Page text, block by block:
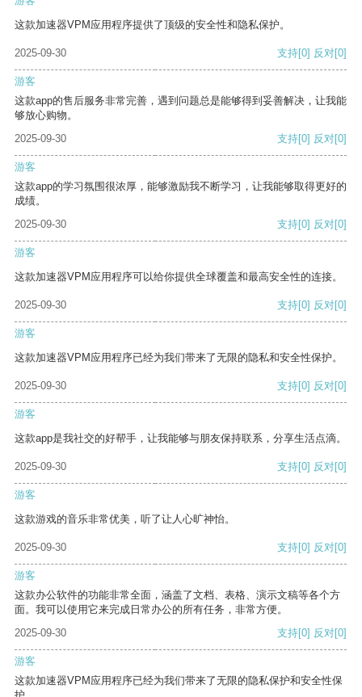
这款加速器VPM应用程序提供了顶级的安全性和隐私保护。
2025-09-30 支持[0] 反对[0]
游客
这款app的售后服务非常完善，遇到问题总是能够得到妥善解决，让我能
够放心购物。
2025-09-30
支持[0] 反对[0]
游客
这款app的学习氛围很浓厚，能够激励我不断学习，让我能够取得更好的
成绩。
2025-09-30
支持[0] 反对[0]
游客
这款加速器VPM应用程序可以给你提供全球覆盖和最高安全性的连接。
2025-09-30 支持[0] 反对[0]
游客
这款加速器VPM应用程序已经为我们带来了无限的隐私和安全性保护。
2025-09-30 支持[0] 反对[0]
游客
这款app是我社交的好帮手，让我能够与朋友保持联系，分享生活点滴。
2025-09-30 支持[0] 反对[0]
游客
这款游戏的音乐非常优美，听了让人心旷神怡。
2025-09-30 支持[0] 反对[0]
游客
这款办公软件的功能非常全面，涵盖了文档、表格、演示文稿等各个方
面。我可以使用它来完成日常办公的所有任务，非常方便。
2025-09-30
支持[0] 反对[0]
游客
这款加速器VPM应用程序已经为我们带来了无限的隐私保护和安全性保